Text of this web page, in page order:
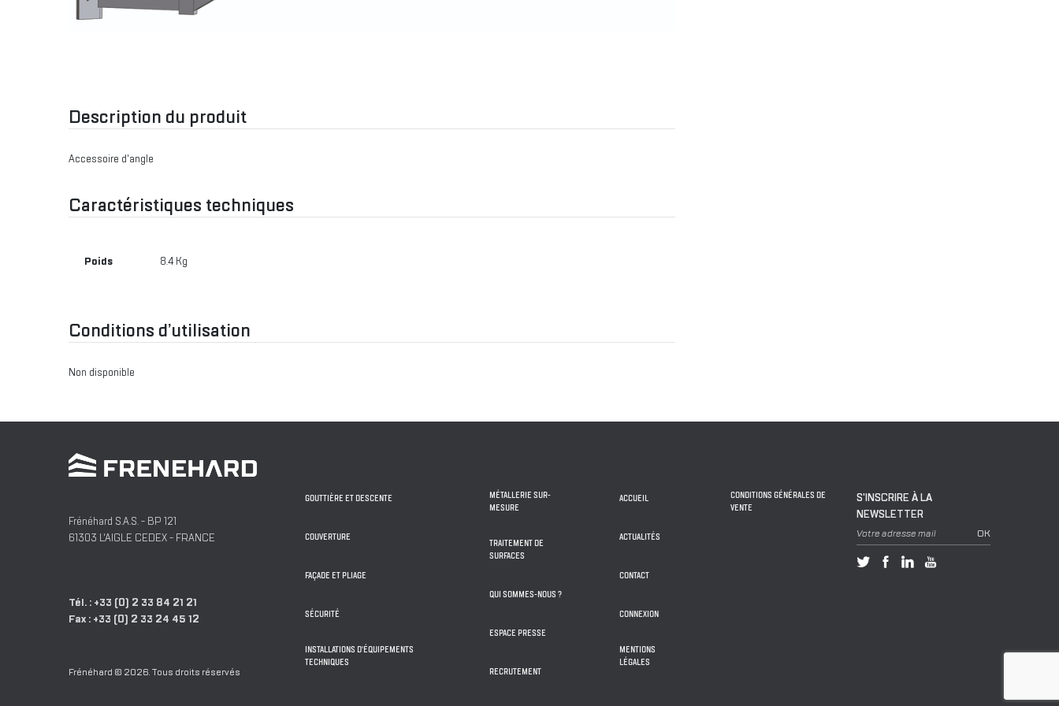
Description du produit
Accessoire d'angle
Caractéristiques techniques
Poids 8.4 Kg
Conditions d’utilisation
Non disponible
Frénéhard S.A.S.- BP 121
61303 L'AIGLE CEDEX - FRANCE
Tél. : +33 (0) 2 33 84 21 21
Fax : +33 (0) 2 33 24 45 12
Frénéhard © 2026. Tous droits réservés
GOUTTIÈRE ET DESCENTE
COUVERTURE
FAÇADE ET PLIAGE
SÉCURITÉ
INSTALLATIONS D'ÉQUIPEMENTS
TECHNIQUES
MÉTALLERIE SUR-
MESURE
TRAITEMENT DE
SURFACES
QUI SOMMES-NOUS ?
ESPACE PRESSE
RECRUTEMENT
ACCUEIL
ACTUALITÉS
CONTACT
CONNEXION
MENTIONS
LÉGALES
CONDITIONS GÉNÉRALES DE
VENTE
S'INSCRIRE À LA
NEWSLETTER
Votre adresse mail